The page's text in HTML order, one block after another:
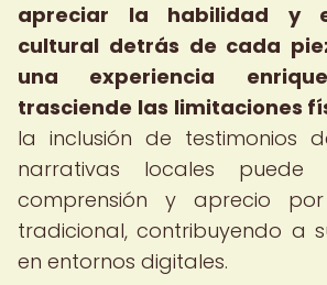
apreciar la habilidad y
cultural detrás de cada
una experiencia
trasciende las limitaciones
la inclusión de testimonios
narrativas locales puede
comprensión y aprecio
tradicional, contribuyendo a
en entornos digitales.